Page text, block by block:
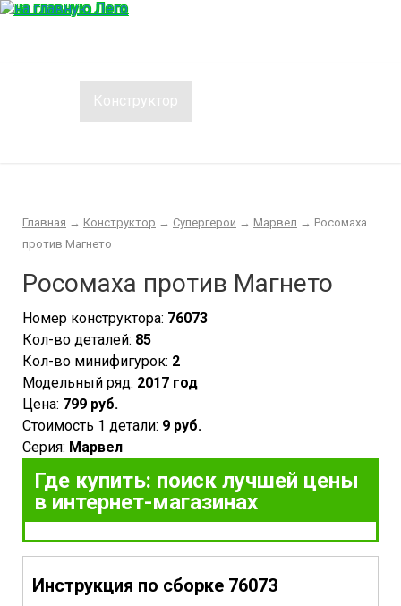
Конструктор
Главная → Конструктор → Супергерои → Марвел → Росомаха
против Магнето
Росомаха против Магнето
Номер конструктора: 76073
Кол-во деталей: 85
Кол-во минифигурок: 2
Модельный ряд: 2017 год
Цена: 799 руб.
Стоимость 1 детали: 9 руб.
Серия: Марвел
Где купить: поиск лучшей цены
в интернет-магазинах
Инструкция по сборке 76073